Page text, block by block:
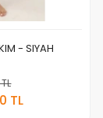
- SIYAH
TL
Ekle